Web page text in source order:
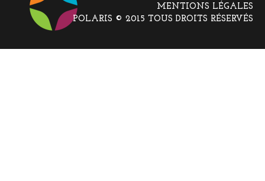
MENTIONS LÉGALES
POLARIS © 2015 TOUS DROITS RÉSERVÉS